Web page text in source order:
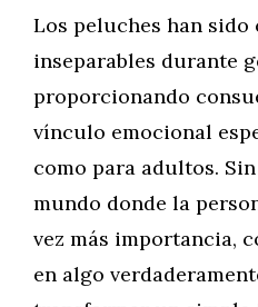
Los peluches han sido
inseparables durante
proporcionando
vínculo emocional
como para adultos.
mundo donde la
vez más importancia,
en algo